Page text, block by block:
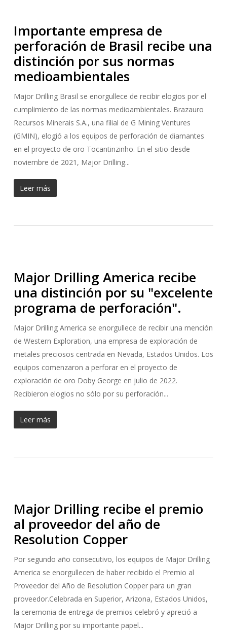
Importante empresa de
perforación de Brasil recibe una
distinción por sus normas
medioambientales
Major Drilling Brasil se enorgullece de recibir elogios por el
cumplimiento de las normas medioambientales. Brazauro
Recursos Minerais S.A., una filial de G Mining Ventures
(GMIN), elogió a los equipos de perforación de diamantes
en el proyecto de oro Tocantinzinho. En el sitio desde
noviembre de 2021, Major Drilling...
Leer más
Major Drilling America recibe
una distinción por su "excelente
programa de perforación".
Major Drilling America se enorgullece de recibir una mención
de Western Exploration, una empresa de exploración de
metales preciosos centrada en Nevada, Estados Unidos. Los
equipos comenzaron a perforar en el proyecto de
exploración de oro Doby George en julio de 2022.
Recibieron elogios no sólo por su perforación...
Leer más
Major Drilling recibe el premio
al proveedor del año de
Resolution Copper
Por segundo año consecutivo, los equipos de Major Drilling
America se enorgullecen de haber recibido el Premio al
Proveedor del Año de Resolution Copper para un gran
proveedor.Celebrada en Superior, Arizona, Estados Unidos,
la ceremonia de entrega de premios celebró y apreció a
Major Drilling por su importante papel...